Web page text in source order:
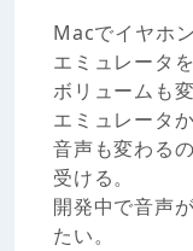
Macでイヤホ
エミュレータ
ボリュームも
エミュレータ
音声も変わる
受ける。
開発中で音声
たい。